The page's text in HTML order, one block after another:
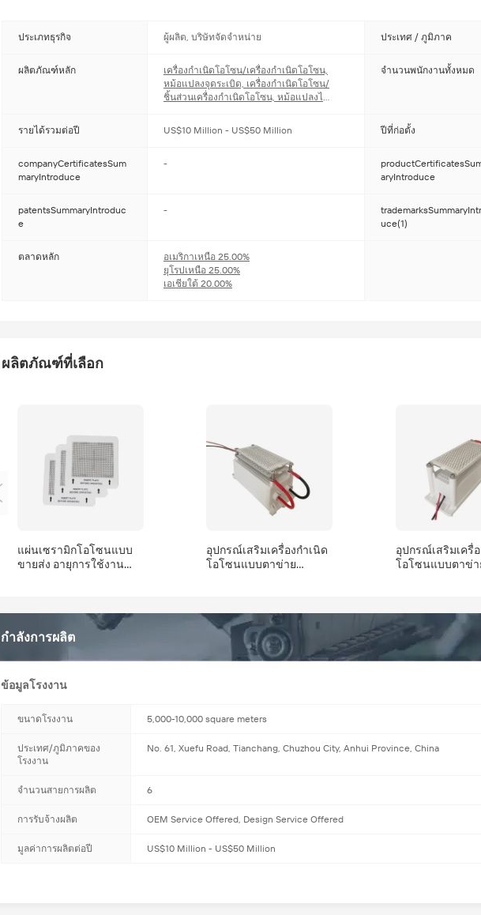
เครื่องผลิตประจุลบหลากหลายรุ่นให้เลือก รวมถึงบริการ OEM โรงงานอุปกรณ์เสริมรถ
โรงงานอุปกรณ์รักษาความปลอดภัย: จัดหาอุปกรณ์อิเล็กทรอนิกส์ต่อต้านการจลาจล
หลากหลายชนิด ฯลฯ สำหรับหน่วยงานรักษาความปลอดภัยสาธารณะและหน่วยรักษา
ความปลอดภัยอื่นๆ บริษัทการค้านำเข้าและส่งออก: ให้บริการการค้านำเข้าและส่งออกที่
การทดสอบที่เข้มงวด และทีมงานด้านเทคนิคที่ดีที่สุด บริษัทมุ่งมั่นทุ่มเทเพื่อลูกค้าด้วย
ได้จัดทำระบบการทดสอบที่เข้มงวดสำหรับวัสดุและผลิตภัณฑ์ สินค้าแต่ละชิ้นต้องผ่าน
การตรวจสอบคุณภาพ ผลิตภัณฑ์ทั้งหมดของเราผ่านมาตรฐาน ISO9001:2000, IEC
นอกจากนี้ เรายังให้บริการ OEM สำหรับสายเคเบิล ของเล่นนุ่ม เครื่องมือวัด
หน้า วัตถุประสงค์ของบริษัท: บริษัทได้จ้างและฝึกอบรมทีมงานที่มีความรู้ความเชี่ยวชาญ
ระดับสูง เราสร้างระบบการจัดการที่ครอบคลุมการพัฒนา การผลิต การขาย และการ
บริการ พร้อมทั้งจัดตั้งทีมงานที่มีความเป็นมืออาชีพ มีประสิทธิภาพ มีความมุ่งมั่น และ
เพื่อการบริการ" เราจะพยายามอย่างดีที่สุดเพื่อให้ลูกค้าได้รับผลิตภัณฑ์ที่มีคุณภาพและ
บริการระดับมืออาชีพ
ประเภทธุรกิจ ผู้ผลิต, บริษัทจัดจำหน่าย ประเทศ / ภูมิภาค
ผลิตภัณฑ์หลัก
เครื่องกำเนิดโอโซน/เครื่องกำเนิดโอโซน,
หม้อแปลงจุดระเบิด, เครื่องกำเนิดโอโซน/
ชิ้นส่วนเครื่องกำเนิดโอโซน, หม้อแปลงไฟ
จำนวนพนักงานทั้งหมด
รายได้รวมต่อปี US$10 Million - US$50 Million ปีที่ก่อตั้ง
companyCertificatesSum
maryIntroduce
-
aryIntroduce
patentsSummaryIntroduc
e
-
uce(1)
ตลาดหลัก อเมริกาเหนือ 25.00%
ยุโรปเหนือ 25.00%
เอเชียใต้ 20.00%
ผลิตภัณฑ์ที่เลือก
แผ่นเซรามิกโอโซนแบบ
ขายส่ง อายุการใช้งาน
อุปกรณ์เสริมเครื่องกำเนิด
โอโซนแบบตาข่าย
ประกอบเครื่องกำเนิด
โอโซนระดับมืออาชีพ
อุปกรณ์เสริมเครื่
โอโซนแบบตาข่า
ประกอบเครื่องกำเ
โอโซนระดับมืออ
กำลังการผลิต
ข้อมูลโรงงาน
ขนาดโรงงาน 5,000-10,000 square meters
ประเทศ/ภูมิภาคของ
โรงงาน
No. 61, Xuefu Road, Tianchang, Chuzhou City, Anhui Province, China
จำนวนสายการผลิต 6
การรับจ้างผลิต OEM Service Offered, Design Service Offered
มูลค่าการผลิตต่อปี US$10 Million - US$50 Million